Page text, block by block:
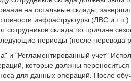
на остальные склады,
инфраструктуры (ЛВС и
сотрудников склада по причине
периоды (после перевода
и "Регламентированный учет"
которые должны
для данных операций. После